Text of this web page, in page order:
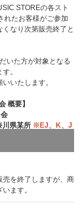
ます。
STOREの各スト
れたお客様がご参加
なり次第販売終了と
いた方が対象となる
。
いたします。
概要】
県某所 ※EJ、K、J
た。
番号付きイベント
購入者対象全2部
を終了しますが、商
ます。